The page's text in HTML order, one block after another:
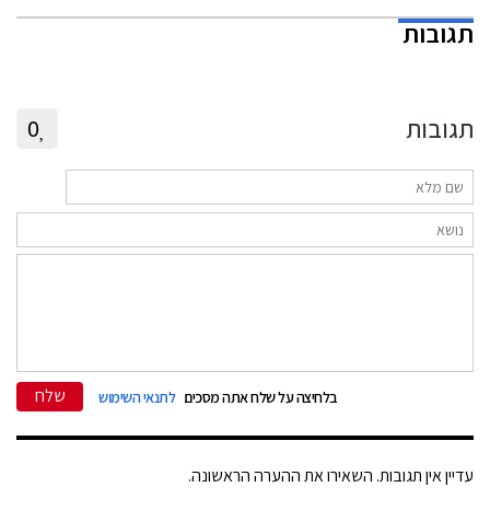
תגובות
תגובות 0
בלחיצה על שלח אתה מסכים לתנאי השימוש שלח
עדיין אין תגובות. השאירו את ההערה הראשונה.